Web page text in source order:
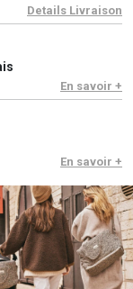
Details Livraison
En savoir +
En savoir +